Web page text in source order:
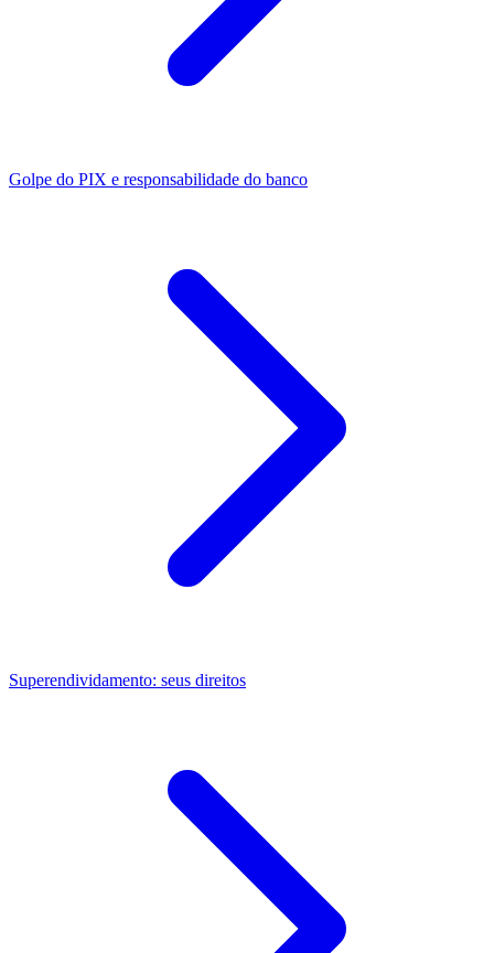
Golpe do PIX e responsabilidade do banco
Superendividamento: seus direitos